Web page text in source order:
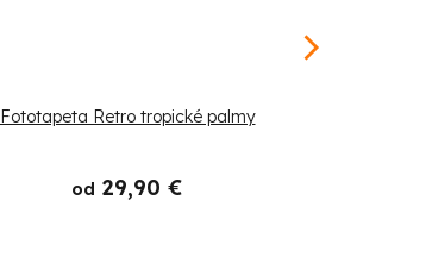
Fototapeta Retro tropické palmy
od 29,90 €